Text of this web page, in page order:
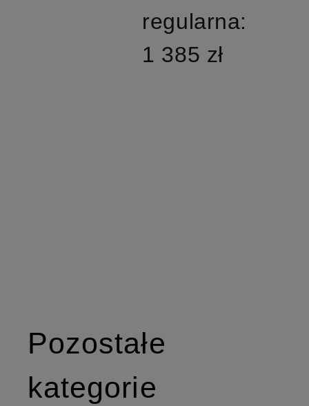
regularna:
1 385 zł
Pozostałe
kategorie